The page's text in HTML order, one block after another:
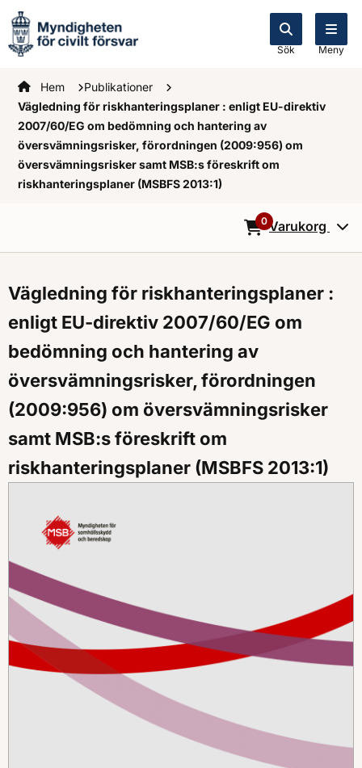
Sök Meny
Startsidan
Hem
Publikationer
Vägledning för riskhanteringsplaner : enligt EU-direktiv
2007/60/EG om bedömning och hantering av
översvämningsrisker, förordningen (2009:956) om
översvämningsrisker samt MSB:s föreskrift om
riskhanteringsplaner (MSBFS 2013:1)
0Varukorg
Vägledning för riskhanteringsplaner :
enligt EU-direktiv 2007/60/EG om
bedömning och hantering av
översvämningsrisker, förordningen
(2009:956) om översvämningsrisker
samt MSB:s föreskrift om
riskhanteringsplaner (MSBFS 2013:1)